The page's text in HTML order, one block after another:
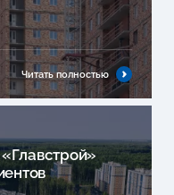
Читать полностью